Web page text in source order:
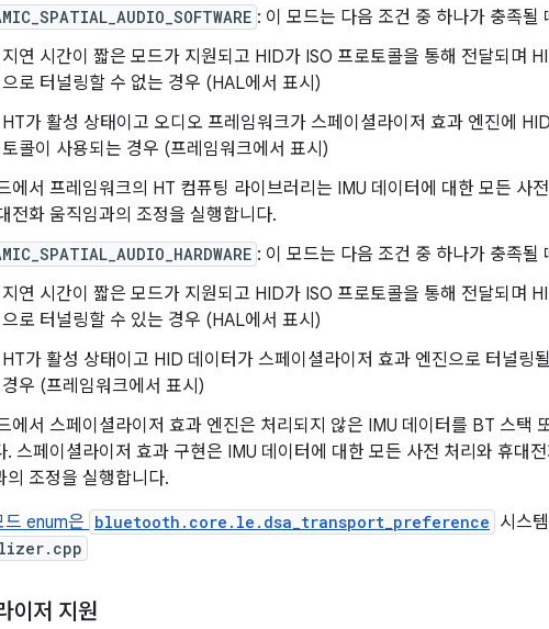
: 이 모드는 다음 조건 중 하나가 충족될
지연 시간이 짧은 모드가 지원되고 HID가 ISO 프로토콜을 통해 전달되며
으로 터널링할 수 없는 경우 (HAL에서 표시)
HT가 활성 상태이고 오디오 프레임워크가 스페이셜라이저 효과 엔진에
토콜이 사용되는 경우 (프레임워크에서 표시)
에서 프레임워크의 HT 컴퓨팅 라이브러리는 IMU 데이터에 대한 모든 사
전화 움직임과의 조정을 실행합니다.
: 이 모드는 다음 조건 중 하나가 충족될
지연 시간이 짧은 모드가 지원되고 HID가 ISO 프로토콜을 통해 전달되며
으로 터널링할 수 있는 경우 (HAL에서 표시)
HT가 활성 상태이고 HID 데이터가 스페이셜라이저 효과 엔진으로 터널링
경우 (프레임워크에서 표시)
에서 스페이셜라이저 효과 엔진은 처리되지 않은 IMU 데이터를 BT 스택
. 스페이셜라이저 효과 구현은 IMU 데이터에 대한 모든 사전 처리와 휴대
의 조정을 실행합니다.
드 enum은 bluetooth.core.le.dsa_transport_preference 시스
이저 지원